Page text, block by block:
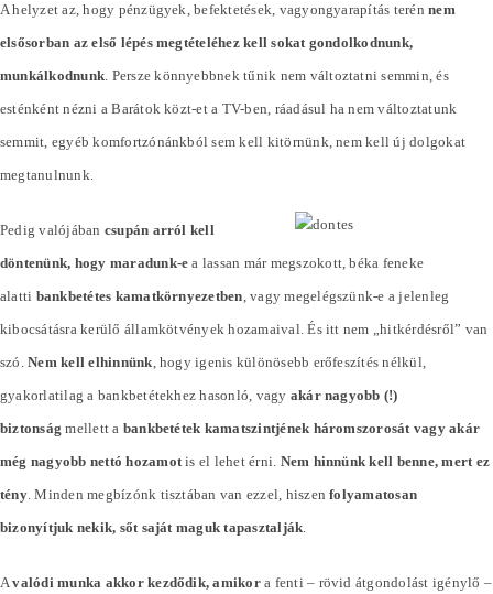
A helyzet az, hogy pénzügyek, befektetések, vagyongyarapítás terénnem
elsősorban az első lépés megtételéhez kell sokat gondolkodnunk,
munkálkodnunk. Persze könnyebbnek tűnik nem változtatni semmin, és
esténként nézni a Barátok közt-et a TV-ben, ráadásul ha nem változtatunk
semmit, egyéb komfortzónánkból sem kell kitörnünk, nem kell új dolgokat
megtanulnunk.
Pedig valójában csupán arról kell
döntenünk, hogy maradunk-e a lassan már megszokott, béka feneke
alatti bankbetétes kamatkörnyezetben, vagy megelégszünk-e a jelenleg
kibocsátásra kerülő államkötvények hozamaival. És itt nem „hitkérdésről” van
szó.Nem kell elhinnünk, hogy igenis különösebb erőfeszítés nélkül,
gyakorlatilag a bankbetétekhez hasonló, vagy akár nagyobb (!)
biztonság mellett a bankbetétek kamatszintjének háromszorosát vagy akár
még nagyobb nettó hozamotis el lehet érni. Nem hinnünk kell benne, mert ez
tény. Minden megbízónk tisztában van ezzel, hiszenfolyamatosan
bizonyítjuk nekik, sőt saját maguk tapasztalják.
Avalódi munka akkor kezdődik, amikora fenti – rövid átgondolást igénylő –